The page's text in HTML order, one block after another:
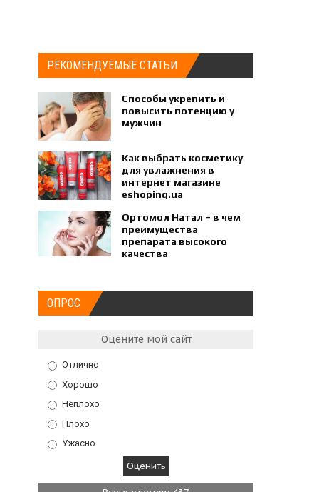
РЕКОМЕНДУЕМЫЕ СТАТЬИ
Способы укрепить и
повысить потенцию у
мужчин
Как выбрать косметику
для увлажнения в
интернет магазине
eshoping.ua
Ортомол Натал – в чем
преимущества
препарата высокого
качества
ОПРОС
Оцените мой сайт
Отлично
Хорошо
Неплохо
Плохо
Ужасно